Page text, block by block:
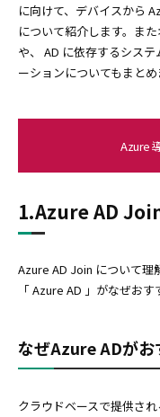
に向けて、デバイスから
について紹介します。ま
や、 AD に依存するシス
ーションについてもまと
Azure
1.Azure AD
Azure AD Join について
「 Azure AD 」がなぜお
なぜAzure ADが
クラウドベースで提供さ